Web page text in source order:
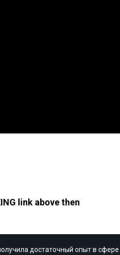
link above then
достаточный опыт в